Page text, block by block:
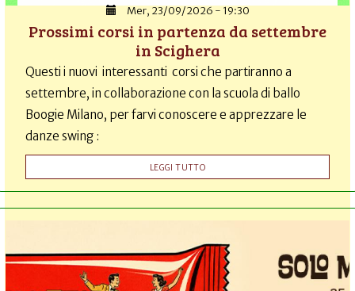
Mer, 23/09/2026 - 19:30
Prossimi corsi in partenza da settembre
in Scighera
Questi i nuovi interessanti corsi che partiranno a
settembre, in collaborazione con la scuola di ballo
Boogie Milano, per farvi conoscere e apprezzare le
danze swing :
LEGGI TUTTO